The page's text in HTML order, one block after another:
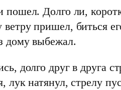
пошел. Долго ли,
пришел, биться
дому выбежал.
долго друг в друга
лук натянул, стрелу